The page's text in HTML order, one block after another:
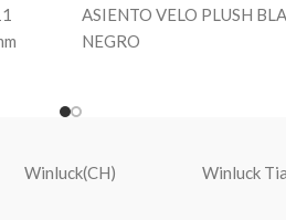
ASIENTO VELO PLUSH
NEGRO
Winluck(CH) Winluck